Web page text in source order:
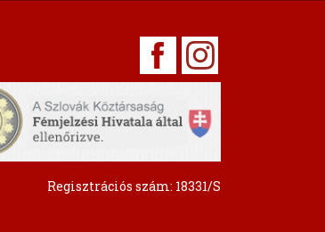
Regisztrációs szám: 18331/S